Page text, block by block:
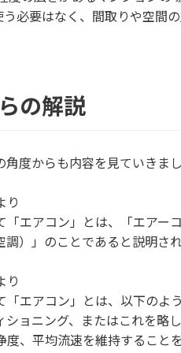
う必要はなく、間取りや空間
の解説
角度からも内容を見ていきま
り
エアコン」とは、「エアー
）」のことであると説明さ
り
「エアコン」とは、以下のよ
ショニング、またはこれを
度、平均流速を維持すること